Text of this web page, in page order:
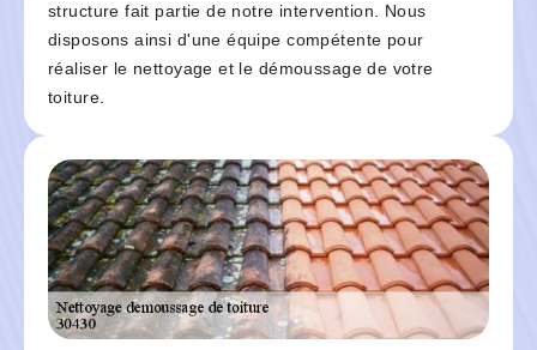
structure fait partie de notre intervention. Nous
disposons ainsi d'une équipe compétente pour
réaliser le nettoyage et le démoussage de votre
toiture.